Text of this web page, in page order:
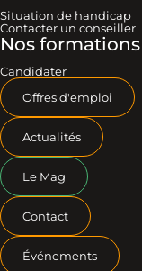
Situation de handicap
Contacter un conseiller
Nos formations
Candidater
Offres d'emploi
Actualités
Le Mag
Contact
Événements